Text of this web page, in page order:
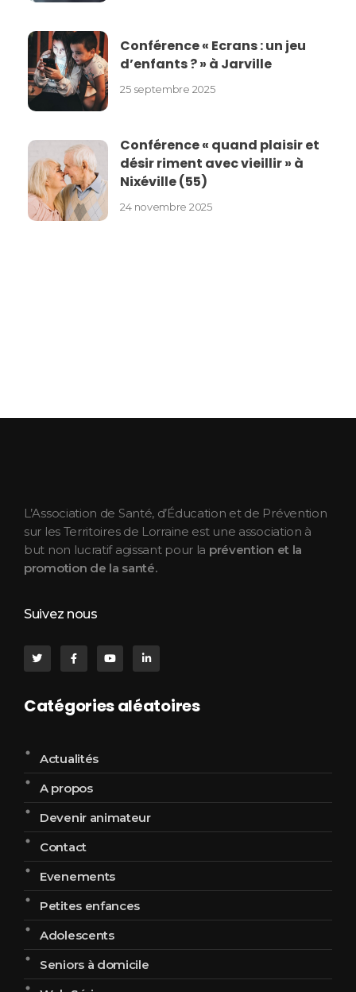
Conférence « Ecrans : un jeu
d’enfants ? » à Jarville
25 septembre 2025
Conférence « quand plaisir et
désir riment avec vieillir » à
Nixéville (55)
24 novembre 2025
L’Association de Santé, d’Éducation et de Prévention
sur les Territoires de Lorraine est une association à
but non lucratif agissant pour la prévention et la
promotion de la santé.
Suivez nous
Catégories aléatoires
Actualités
A propos
Devenir animateur
Contact
Evenements
Petites enfances
Adolescents
Seniors à domicile